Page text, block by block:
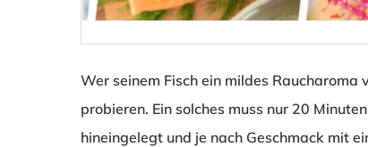
Wer seinem Fisch ein mildes Raucharoma
probieren. Ein solches muss nur 20
hineingelegt und je nach Geschmack mit